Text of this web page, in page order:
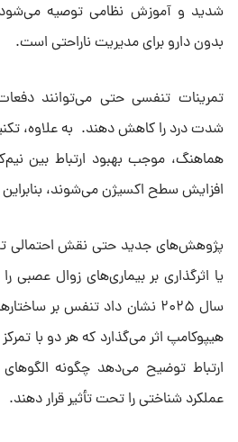
شدید و آموزش نظامی توصیه
بدون دارو برای مدیریت ناراحتی است.
تمرینات تنفسی حتی می‌توانند
شدت درد را کاهش دهند. به علاوه،
هماهنگ، موجب بهبود ارتباط بین
افزایش سطح اکسیژن می‌شوند، بنابراین
پژوهش‌های جدید حتی نقش احتمالی
یا اثرگذاری بر بیماری‌های زوال عصبی
سال ۲۰۲۵ نشان داد تنفس بر
هیپوکامپ اثر می‌گذارد که هر دو با
ارتباط توضیح می‌دهد چگونه
عملکرد شناختی را تحت تأثیر قرار دهند.